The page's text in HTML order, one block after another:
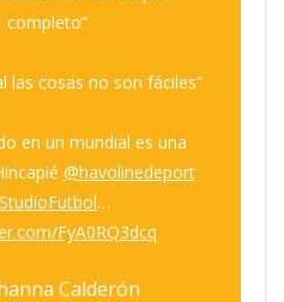
completo”
las cosas no son fáciles”
en un mundial es una
@havolinedeport
…
FyA0RQ3dcq
Calderón